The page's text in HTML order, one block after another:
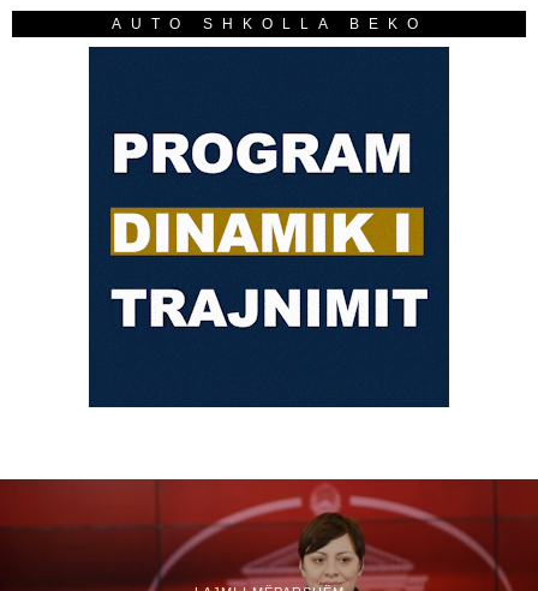
AUTO SHKOLLA BEKO